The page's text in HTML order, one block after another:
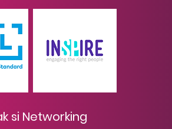
si Networking